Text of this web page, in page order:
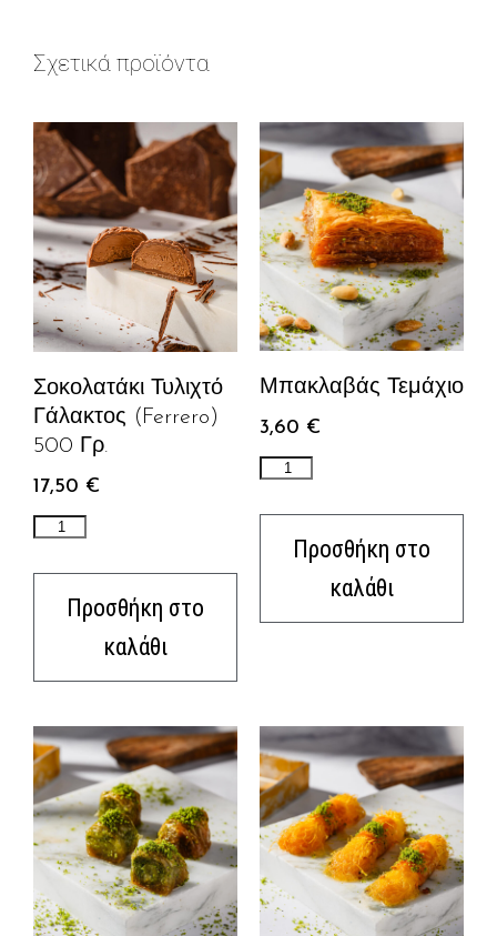
Σχετικά προϊόντα
Σοκολατάκι Τυλιχτό
Γάλακτος (ferrero)
500 Γρ.
17,50 €
Προσθήκη στο
καλάθι
Μπακλαβάς Τεμάχιο
3,60 €
Προσθήκη στο
καλάθι